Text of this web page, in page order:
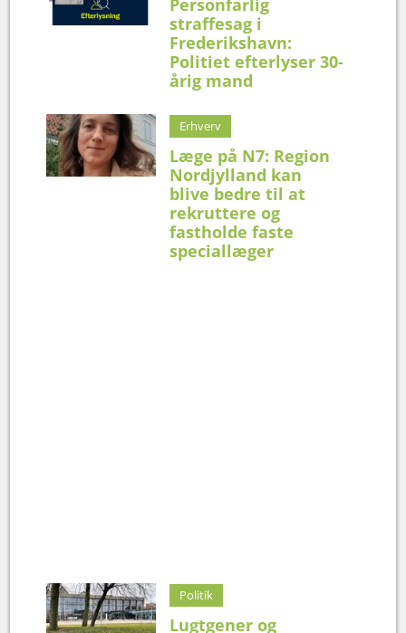
Personfarlig
straffesag i
Frederikshavn:
Politiet efterlyser 30-
årig mand
Erhverv
Læge på N7: Region
Nordjylland kan
blive bedre til at
rekruttere og
fastholde faste
speciallæger
Politik
Lugtgener og